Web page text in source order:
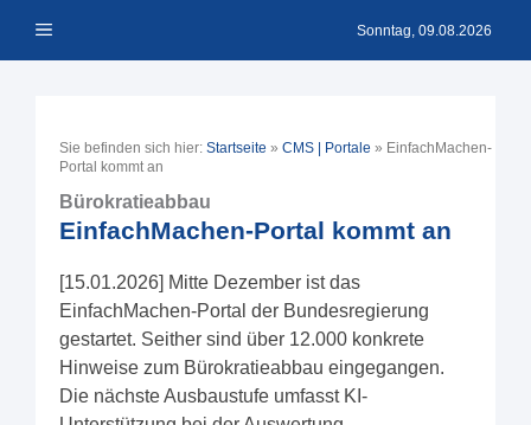
Inhalt Menü Sonntag, 09.08.2026
Sie befinden sich hier: Startseite » CMS | Portale » EinfachMachen-
Portal kommt an
Bürokratieabbau
EinfachMachen-Portal kommt an
[15.01.2026] Mitte Dezember ist das
EinfachMachen-Portal der Bundesregierung
gestartet. Seither sind über 12.000 konkrete
Hinweise zum Bürokratieabbau eingegangen.
Die nächste Ausbaustufe umfasst KI-